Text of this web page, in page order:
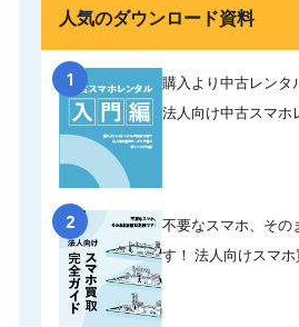
人気のダウンロード資料
1
購入より中古レンタ
法人向け中古スマホ
2
不要なスマホ、その
す！ 法人向けスマ